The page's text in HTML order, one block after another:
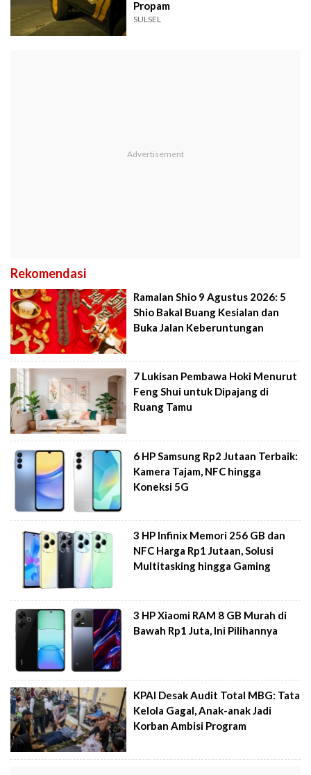
Propam
SULSEL
Rekomendasi
Ramalan Shio 9 Agustus 2026: 5
Shio Bakal Buang Kesialan dan
Buka Jalan Keberuntungan
7 Lukisan Pembawa Hoki Menurut
Feng Shui untuk Dipajang di
Ruang Tamu
6 HP Samsung Rp2 Jutaan Terbaik:
Kamera Tajam, NFC hingga
Koneksi 5G
3 HP Infinix Memori 256 GB dan
NFC Harga Rp1 Jutaan, Solusi
Multitasking hingga Gaming
3 HP Xiaomi RAM 8 GB Murah di
Bawah Rp1 Juta, Ini Pilihannya
KPAI Desak Audit Total MBG: Tata
Kelola Gagal, Anak-anak Jadi
Korban Ambisi Program